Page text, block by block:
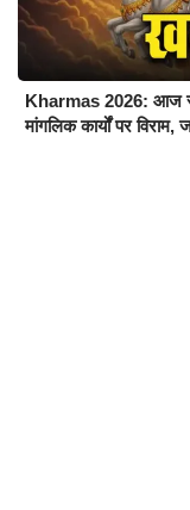
Kharmas 2026: आज
मांगलिक कार्यों पर